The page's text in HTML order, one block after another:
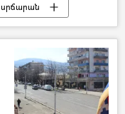
սրճարան